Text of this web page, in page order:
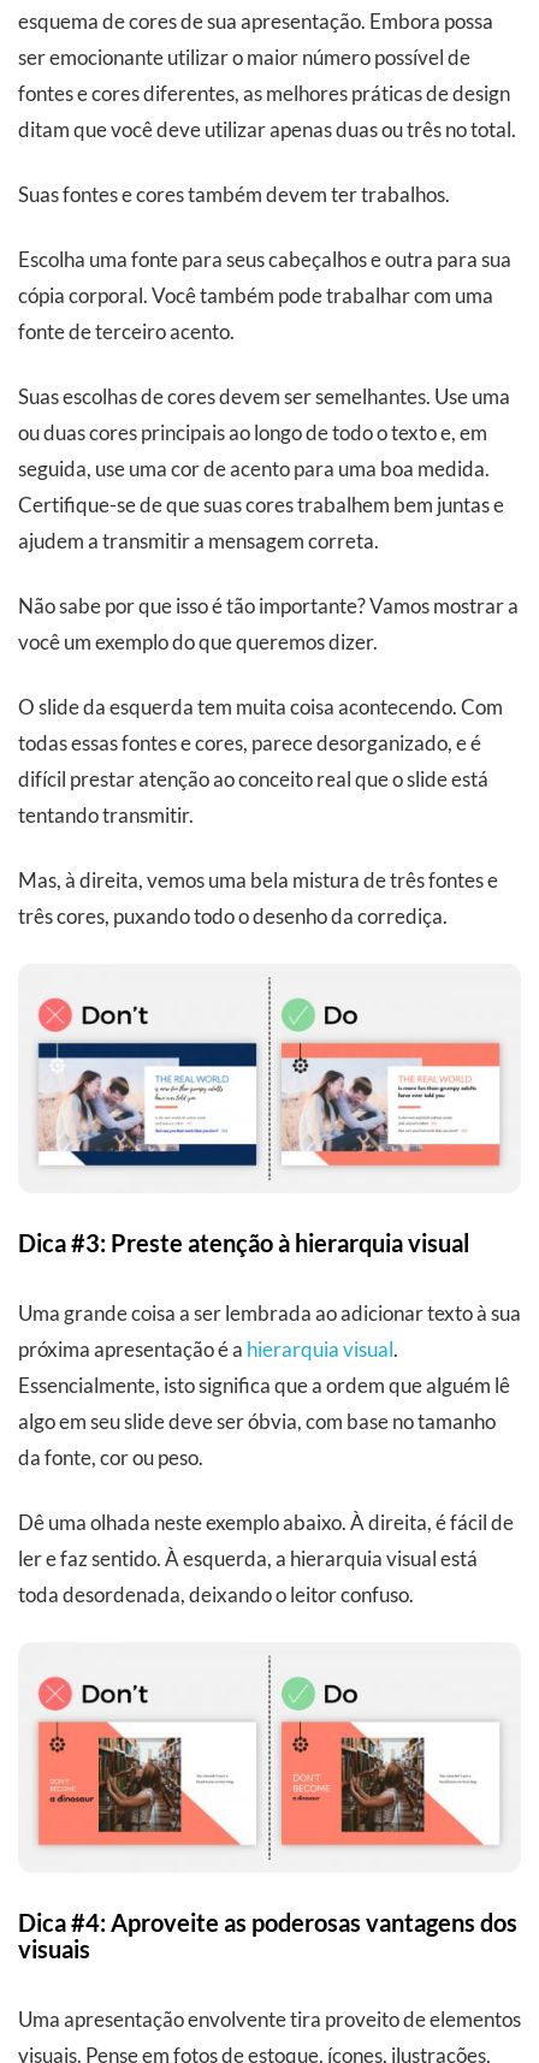
esquema de cores de sua apresentação. Embora possa
ser emocionante utilizar o maior número possível de
fontes e cores diferentes, as melhores práticas de design
ditam que você deve utilizar apenas duas ou três no total.
Suas fontes e cores também devem ter trabalhos.
Escolha uma fonte para seus cabeçalhos e outra para sua
cópia corporal. Você também pode trabalhar com uma
fonte de terceiro acento.
Suas escolhas de cores devem ser semelhantes. Use uma
ou duas cores principais ao longo de todo o texto e, em
seguida, use uma cor de acento para uma boa medida.
Certifique-se de que suas cores trabalhem bem juntas e
ajudem a transmitir a mensagem correta.
Não sabe por que isso é tão importante? Vamos mostrar a
você um exemplo do que queremos dizer.
O slide da esquerda tem muita coisa acontecendo. Com
todas essas fontes e cores, parece desorganizado, e é
difícil prestar atenção ao conceito real que o slide está
tentando transmitir.
Mas, à direita, vemos uma bela mistura de três fontes e
três cores, puxando todo o desenho da corrediça.
Dica #3: Preste atenção à hierarquia visual
Uma grande coisa a ser lembrada ao adicionar texto à sua
próxima apresentação é a hierarquia visual.
Essencialmente, isto significa que a ordem que alguém lê
algo em seu slide deve ser óbvia, com base no tamanho
da fonte, cor ou peso.
Dê uma olhada neste exemplo abaixo. À direita, é fácil de
ler e faz sentido. À esquerda, a hierarquia visual está
toda desordenada, deixando o leitor confuso.
Dica #4: Aproveite as poderosas vantagens dos
visuais
Uma apresentação envolvente tira proveito de elementos
visuais. Pense em fotos de estoque, ícones, ilustrações,